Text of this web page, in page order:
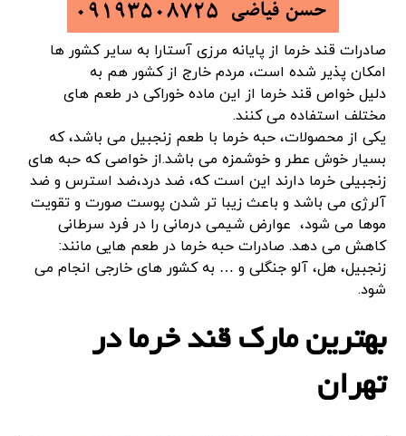
صادرات قند خرما از پایانه مرزی آستارا به سایر کشور ها
امکان پذیر شده است، مردم خارج از کشور هم به
دلیلخواص قند خرما از این ماده خوراکی در طعم های
مختلف استفاده می کنند.
یکی از محصولات، حبه خرما با طعم زنجبیل می باشد، که
بسیار خوش عطر و خوشمزه می باشد.از خواصی که حبه های
زنجبیلی خرما دارند این است که، ضد درد،ضد استرس و ضد
آلرژی می باشد و باعثزیبا تر شدن پوست صورت و تقویت
موها می شود، عوارض شیمی درمانی را در فرد سرطانی
کاهش می دهد. صادرات حبه خرما در طعم هایی مانند:
زنجبیل، هل، آلو جنگلی و … به کشور های خارجی انجام می
شود.
بهترین مارک قند خرما در
تهران